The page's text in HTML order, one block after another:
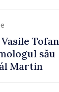
în
Tofan
său
Martin